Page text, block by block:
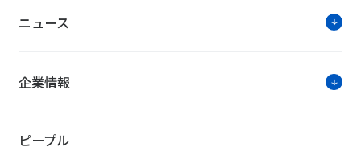
ニュース
企業情報
ピープル